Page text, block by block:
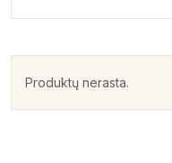
Produktų nerasta.